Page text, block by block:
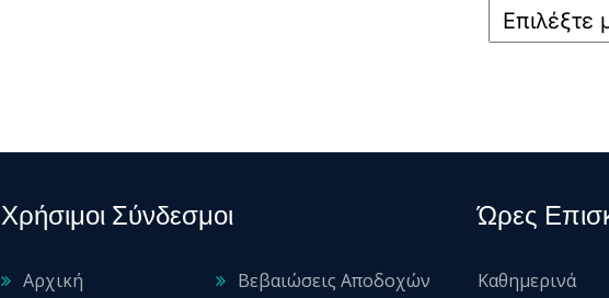
Χρήσιμοι Σύνδεσμοι
Αρχική Βεβαιώσεις Αποδοχών
Ώρες
Καθημερινά